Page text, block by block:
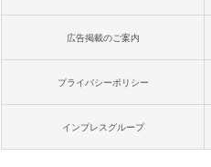
広告掲載のご案内
プライバシーポリシー
インプレスグループ